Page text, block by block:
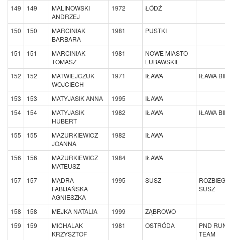
149 149
MALINOWSKI
ANDRZEJ
1972 ŁÓDŹ
150 150
MARCINIAK
BARBARA
1981 PUSTKI
151 151
MARCINIAK
TOMASZ
1981
NOWE MIASTO
LUBAWSKIE
152
152
MATWIEJCZUK
WOJCIECH
1971 IŁAWA IŁAWA
153 153 MATYJASIK ANNA 1995
IŁAWA
154
154
MATYJASIK
HUBERT
1982 IŁAWA IŁAWA
155 155
MAZURKIEWICZ
JOANNA
1982 IŁAWA
156 156
MAZURKIEWICZ
MATEUSZ
1984 IŁAWA
157 157
MĄDRA-
FABIJAŃSKA
AGNIESZKA
1995 SUSZ
SUSZ
158 158 MEJKA NATALIA 1999
ZĄBROWO
159
159
MICHALAK
KRZYSZTOF
1981 OSTRÓDA
PND
TEAM